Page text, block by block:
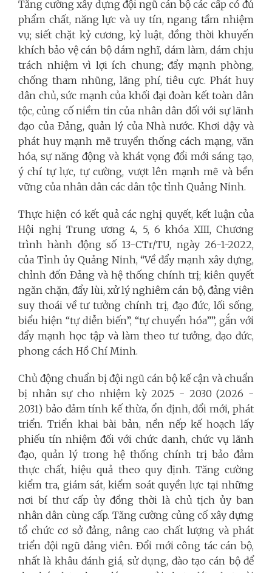
Tăng cường xây dựng đội ngũ cán bộ các cấp có đủ
phẩm chất, năng lực và uy tín, ngang tầm nhiệm
vụ; siết chặt kỷ cương, kỷ luật, đồng thời khuyến
khích bảo vệ cán bộ dám nghĩ, dám làm, dám chịu
trách nhiệm vì lợi ích chung; đẩy mạnh phòng,
chống tham nhũng, lãng phí, tiêu cực. Phát huy
dân chủ, sức mạnh của khối đại đoàn kết toàn dân
tộc, củng cố niềm tin của nhân dân đối với sự lãnh
đạo của Đảng, quản lý của Nhà nước. Khơi dậy và
phát huy mạnh mẽ truyền thống cách mạng, văn
hóa, sự năng động và khát vọng đổi mới sáng tạo,
ý chí tự lực, tự cường, vượt lên mạnh mẽ và bền
vững của nhân dân các dân tộc tỉnh Quảng Ninh.
Thực hiện có kết quả các nghị quyết, kết luận của
Hội nghị Trung ương 4, 5, 6 khóa XIII, Chương
trình hành động số 13-CTr/TU, ngày 26-1-2022,
của Tỉnh ủy Quảng Ninh, “Về đẩy mạnh xây dựng,
chỉnh đốn Đảng và hệ thống chính trị; kiên quyết
ngăn chặn, đẩy lùi, xử lý nghiêm cán bộ, đảng viên
suy thoái về tư tưởng chính trị, đạo đức, lối sống,
biểu hiện “tự diễn biến”, “tự chuyển hóa””, gắn với
đẩy mạnh học tập và làm theo tư tưởng, đạo đức,
phong cách Hồ Chí Minh.
Chủ động chuẩn bị đội ngũ cán bộ kế cận và chuẩn
bị nhân sự cho nhiệm kỳ 2025 - 2030 (2026 -
2031) bảo đảm tính kế thừa, ổn định, đổi mới, phát
triển. Triển khai bài bản, nền nếp kế hoạch lấy
phiếu tín nhiệm đối với chức danh, chức vụ lãnh
đạo, quản lý trong hệ thống chính trị bảo đảm
thực chất, hiệu quả theo quy định. Tăng cường
kiểm tra, giám sát, kiểm soát quyền lực tại những
nơi bí thư cấp ủy đồng thời là chủ tịch ủy ban
nhân dân cùng cấp. Tăng cường củng cố xây dựng
tổ chức cơ sở đảng, nâng cao chất lượng và phát
triển đội ngũ đảng viên. Đổi mới công tác cán bộ,
nhất là khâu đánh giá, sử dụng, đào tạo cán bộ để